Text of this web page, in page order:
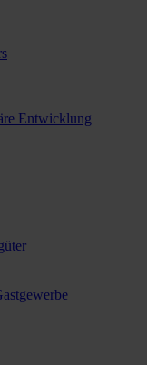
Entwicklung